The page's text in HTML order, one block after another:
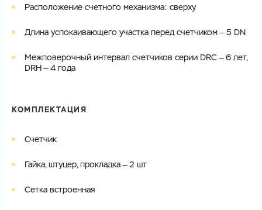
Расположение счетного механизма: сверху
Длина успокаивающего участка перед счетчиком — 5 DN
Межповерочный интервал счетчиков серии DRC — 6 лет,
DRH — 4 года
КОМПЛЕКТАЦИЯ
Счетчик
Гайка, штуцер, прокладка — 2 шт
Сетка встроенная